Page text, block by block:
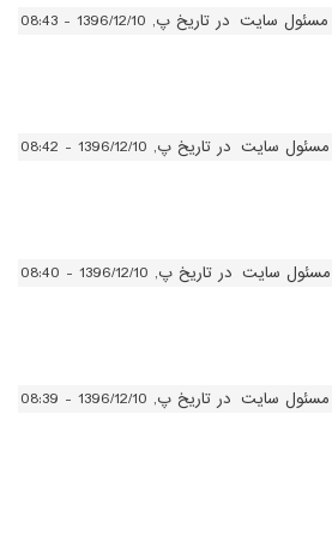
مسئول سایت در تاریخ پ, 1396/12/10 - 08:43
مسئول سایت در تاریخ پ, 1396/12/10 - 08:42
مسئول سایت در تاریخ پ, 1396/12/10 - 08:40
مسئول سایت در تاریخ پ, 1396/12/10 - 08:39